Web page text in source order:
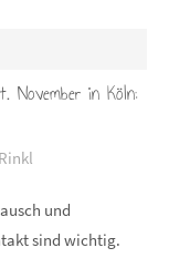
November in Köln:
und
sind wichtig.